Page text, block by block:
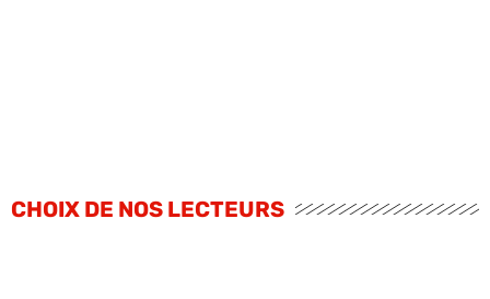
CHOIX DE NOS LECTEURS